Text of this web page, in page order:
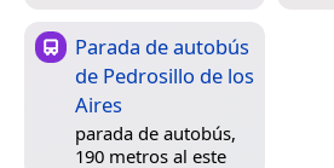
Parada de autobús
de Pedrosillo de los
Aires
parada de autobús,
190 metros al este